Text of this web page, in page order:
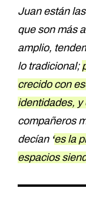
Juan están
que son más
amplio,
lo tradicional;
crecido con
identidades, y
compañeros
decían ‘es la
espacios